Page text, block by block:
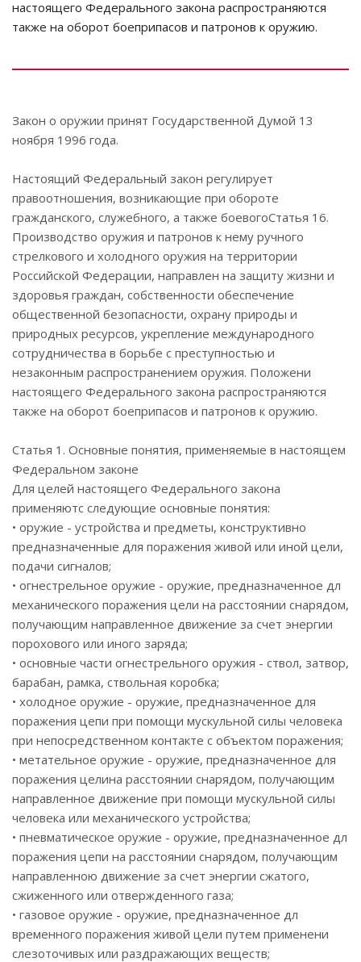
настоящего Федерального закона распространяются
также на оборот боеприпасов и патронов к оружию.
Закон о оружии принят Государственной Думой 13
ноября 1996 года.
Настоящий Федеральный закон регулирует
правоотношения, возникающие при обороте
гражданского, служебного, а также боевогоСтатья 16.
Производство оружия и патронов к нему ручного
стрелкового и холодного оружия на территории
Российской Федерации, направлен на защиту жизни и
здоровья граждан, собственности обеспечение
общественной безопасности, охрану природы и
природных ресурсов, укрепление международного
сотрудничества в борьбе с преступностью и
незаконным распространением оружия. Положени
настоящего Федерального закона распространяются
также на оборот боеприпасов и патронов к оружию.
Статья 1. Основные понятия, применяемые в настоящем
Федеральном законе
Для целей настоящего Федерального закона
применяютс следующие основные понятия:
• оружие - устройства и предметы, конструктивно
предназначенные для поражения живой или иной цели,
подачи сигналов;
• огнестрельное оружие - оружие, предназначенное дл
механического поражения цели на расстоянии снарядом,
получающим направленное движение за счет энергии
порохового или иного заряда;
• основные части огнестрельного оружия - ствол, затвор,
барабан, рамка, ствольная коробка;
• холодное оружие - оружие, предназначенное для
поражения цепи при помощи мускульной силы человека
при непосредственном контакте с объектом поражения;
• метательное оружие - оружие, предназначенное для
поражения целина расстоянии снарядом, получающим
направленное движение при помощи мускульной силы
человека или механического устройства;
• пневматическое оружие - оружие, предназначенное дл
поражения цепи на расстоянии снарядом, получающим
направленною движение за счет энергии сжатого,
сжиженного или отвержденного газа;
• газовое оружие - оружие, предназначенное дл
временного поражения живой цели путем применени
слезоточивых или раздражающих веществ;